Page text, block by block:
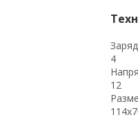
4
12